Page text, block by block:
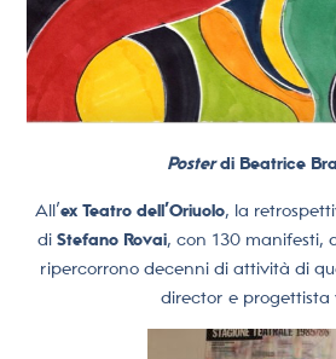
Posterdi Beatrice
All’ex Teatro dell’Oriuolo, la
di Stefano Rovai, con 130 manifesti,
ripercorrono decenni di attività di
director e progettista